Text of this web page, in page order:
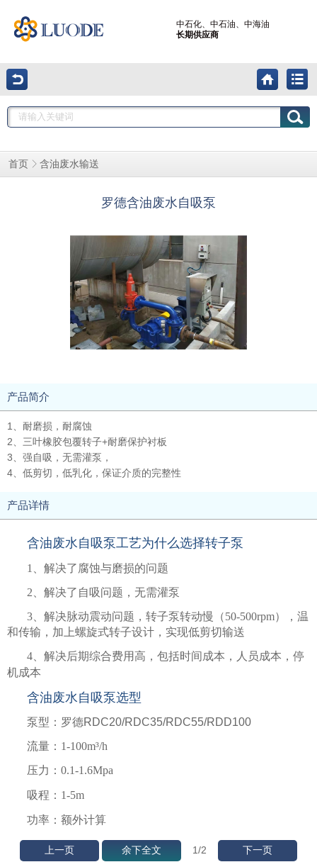
中石化、中石油、中海油
长期供应商
首页 含油废水输送
罗德含油废水自吸泵
产品简介
1、耐磨损，耐腐蚀
2、三叶橡胶包覆转子+耐磨保护衬板
3、强自吸，无需灌泵，
4、低剪切，低乳化，保证介质的完整性
产品详情
含油废水自吸泵工艺为什么选择转子泵
1、解决了腐蚀与磨损的问题
2、解决了自吸问题，无需灌泵
3、解决脉动震动问题，转子泵转动慢（50-500rpm），温
和传输，加上螺旋式转子设计，实现低剪切输送
4、解决后期综合费用高，包括时间成本，人员成本，停
机成本
含油废水自吸泵选型
泵型：罗德RDC20/RDC35/RDC55/RDD100
流量：1-100m³/h
压力：0.1-1.6Mpa
吸程：1-5m
功率：额外计算
上一页 余下全文 1/2 下一页